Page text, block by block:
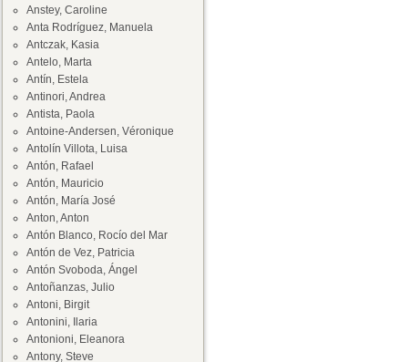
Anstey, Caroline
Anta Rodríguez, Manuela
Antczak, Kasia
Antelo, Marta
Antín, Estela
Antinori, Andrea
Antista, Paola
Antoine-Andersen, Véronique
Antolín Villota, Luisa
Antón, Rafael
Antón, Mauricio
Antón, María José
Anton, Anton
Antón Blanco, Rocío del Mar
Antón de Vez, Patricia
Antón Svoboda, Ángel
Antoñanzas, Julio
Antoni, Birgit
Antonini, Ilaria
Antonioni, Eleanora
Antony, Steve